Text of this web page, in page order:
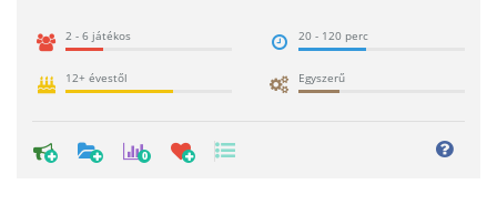
2 - 6 játékos 20 - 120 perc
12+ évestől Egyszerű
0